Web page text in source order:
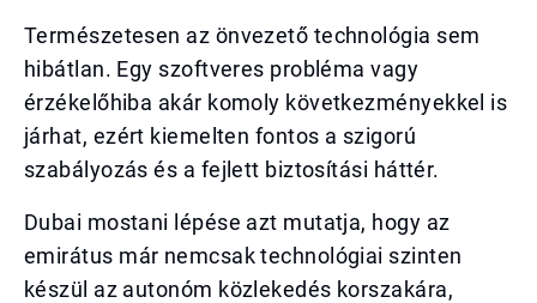
Természetesen az önvezető technológia sem
hibátlan. Egy szoftveres probléma vagy
érzékelőhiba akár komoly következményekkel is
járhat, ezért kiemelten fontos a szigorú
szabályozás és a fejlett biztosítási háttér.
Dubai mostani lépése azt mutatja, hogy az
emirátus már nemcsak technológiai szinten
készül az autonóm közlekedés korszakára,